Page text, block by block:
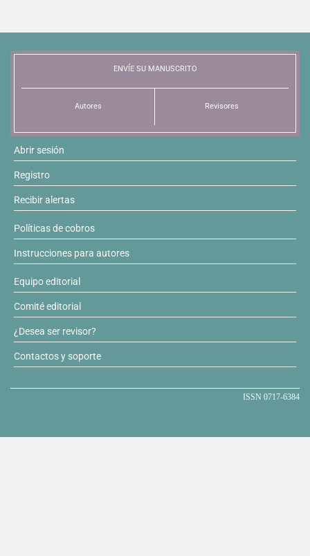
ENVÍE SU MANUSCRITO
Autores Revisores
Abrir sesión
Registro
Recibir alertas
Políticas de cobros
Instrucciones para autores
Equipo editorial
Comité editorial
¿Desea ser revisor?
Contactos y soporte
ISSN 0717-6384